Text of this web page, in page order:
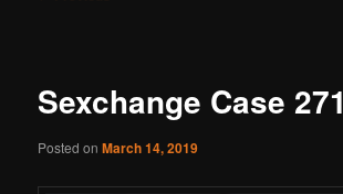
Sexchange Case 271
Posted onMarch 14, 2019